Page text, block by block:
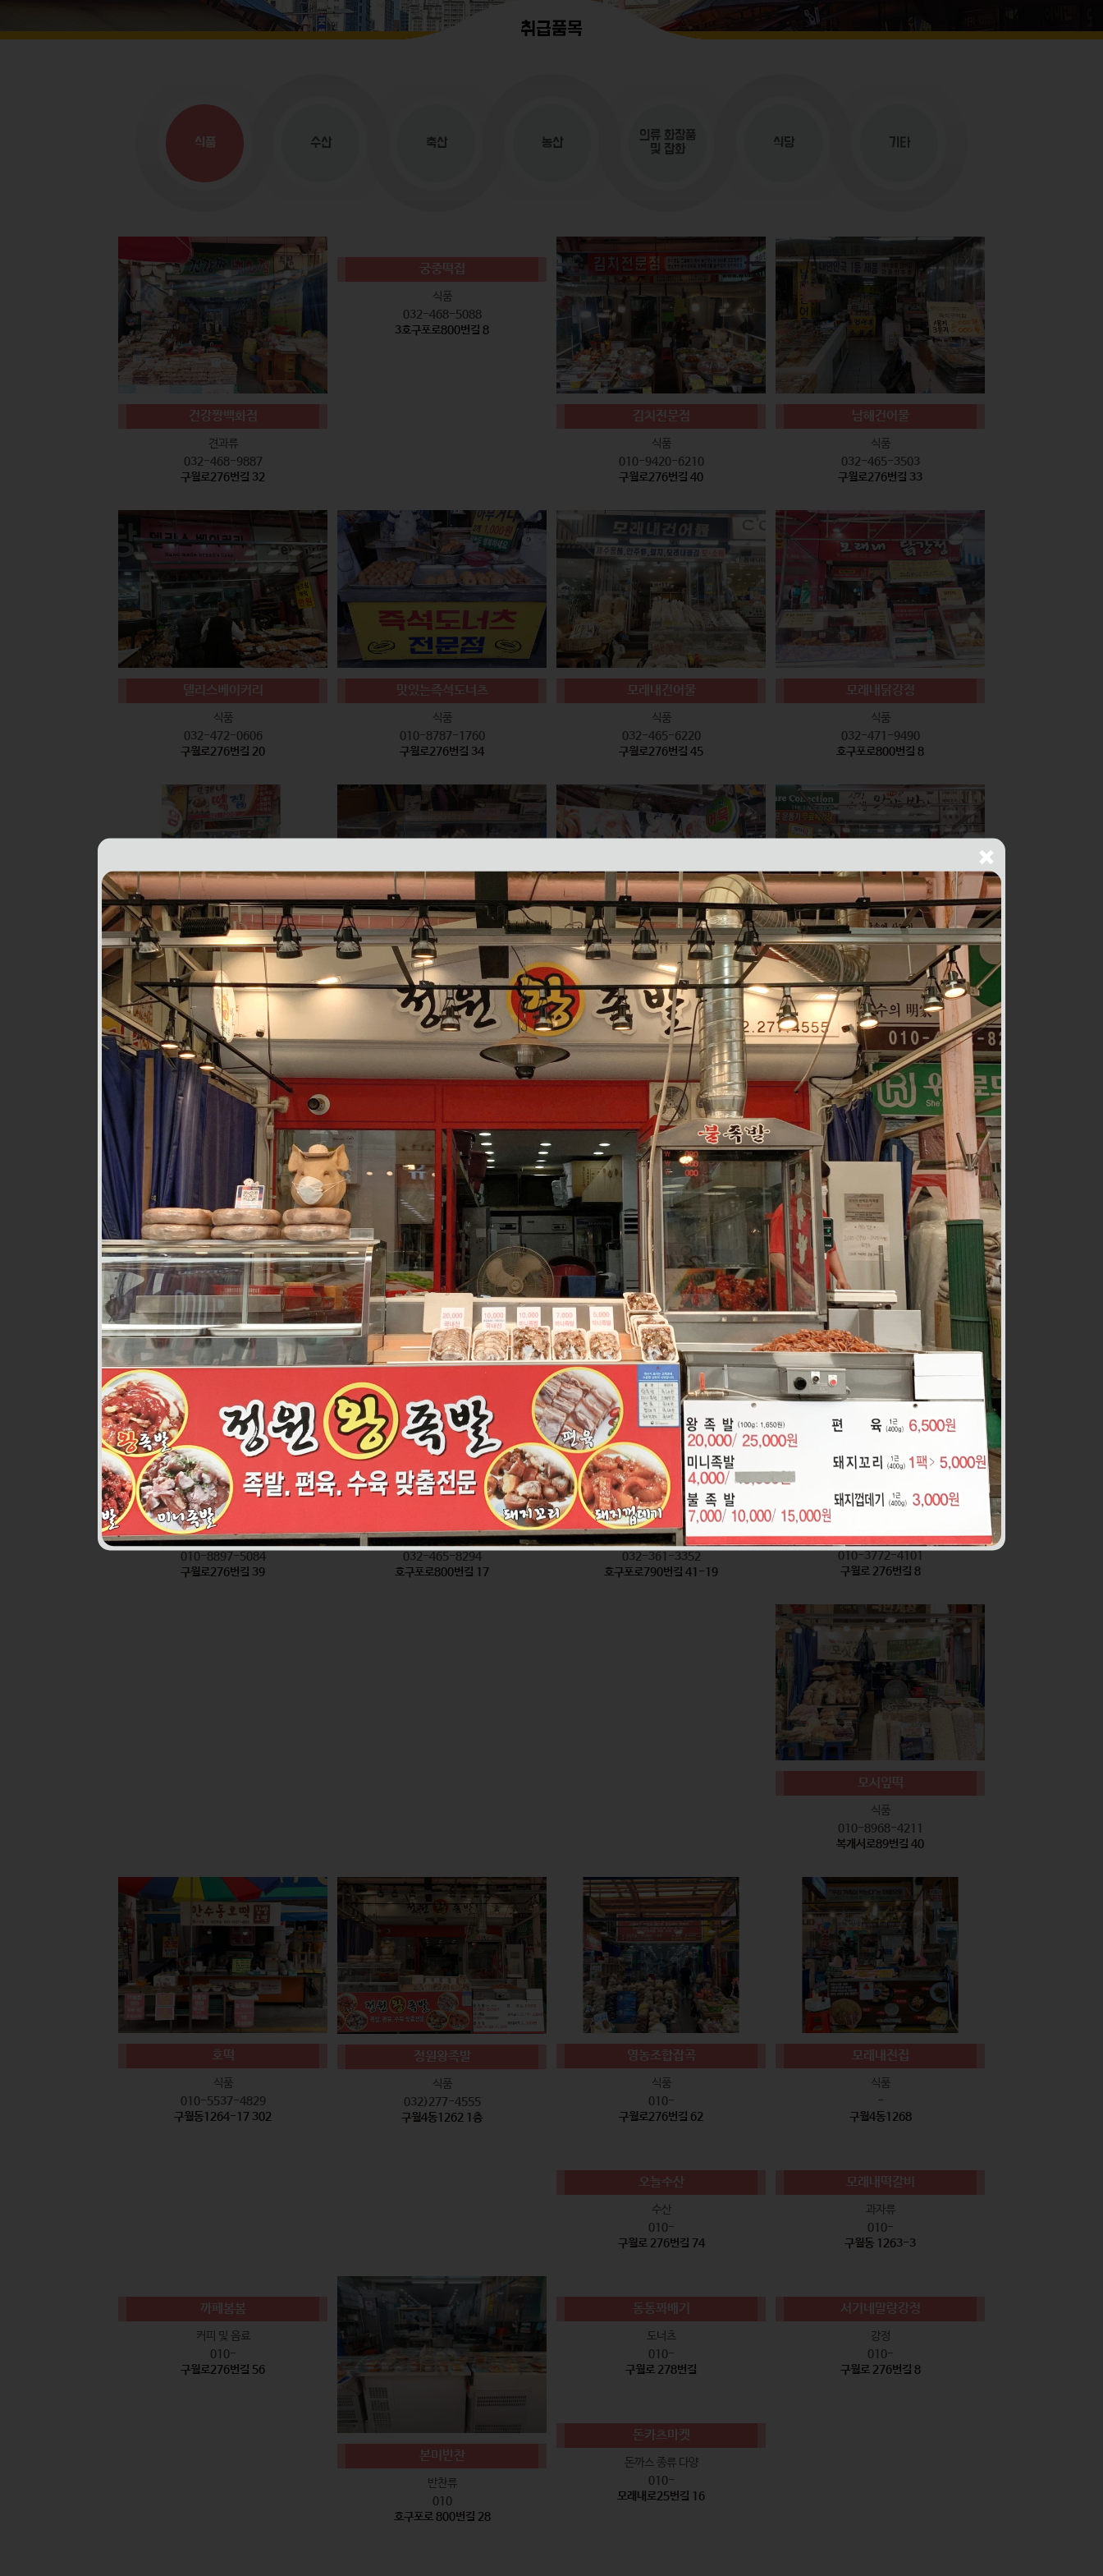
취급품목
식품 수산 축산 농산
의류 화장품
및 잡화
식당 기타
건강짱백화점
견과류
032-468-9887
구월로276번길 32
궁중떡집
식품
032-468-5088
3호구포로800번길 8
김치전문점
식품
010-9420-6210
구월로276번길 40
남해건어물
식품
032-465-3503
구월로276번길 33
델리스베이커리
식품
032-472-0606
구월로276번길 20
맛있는즉석도너츠
식품
010-8787-1760
구월로276번길 34
모래내건어물
식품
032-465-6220
구월로276번길 45
모래내닭강정
식품
032-471-9490
호구포로800번길 8
모래내떡집
식품
032-421-1000
구월로276번길 6
모래내즉석핫바
식품
010-2626-6335
구월로276번길 61
미래반찬 / 부산어묵
식품
010-2596-8847
구월로276번길 70 1층
싱싱건어물THE맛있는반찬
식품
010-2436-1429
구월로276번길 56
웰빙즉석손두부
식품
010-9528-3759
구월로276번길 17
윤하네건어물
식품
032-468-6024
구월로276번길 29
장수식품
식품
010-2638-2358
구월로276번길 29
전통즉석수제강정
식품
032-467-0265
호구포로800번길 28
진로할인마트앞반찬
식품
010-8897-5084
구월로276번길 39
식품
032-465-8294
호구포로800번길 17
형제방앗간
032-361-3352
호구포로790번길 41-19
서기네 말랑강정
식품
010-3772-4101
구월로 276번길 8
모시잎떡
식품
010-8968-4211
복개서로89번길 40
호떡
식품
010-5537-4829
구월동1264-17 302
정원왕족발
식품
032)277-4555
구월4동1262 1층
영농조합잡곡
식품
010-
구월로276번길 62
모래내전집
식품
-
구월4동1268
오늘수산
수산
010-
구월로 276번길 74
모래내떡갈비
과자류
010-
구월동 1263-3
까페봄봄
커피 및 음료
010-
구월로276번길 56
본미반찬
반찬류
010
호구포로 800번길 28
동동꽈배기
도너츠
010-
구월로 278번길
서기네말랑강정
강정
010-
구월로 276번길 8
돈카츠마켓
돈까스 종류 다양
010-
모래내로25번길 16